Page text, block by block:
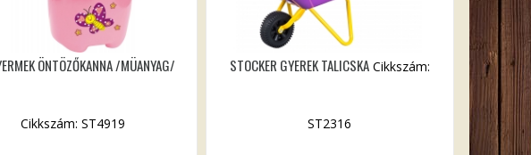
ÖNTÖZŐKANNA /MÜANYAG/
Cikkszám: ST4919
STOCKER GYEREK TALICSKA Cikkszám:
ST2316